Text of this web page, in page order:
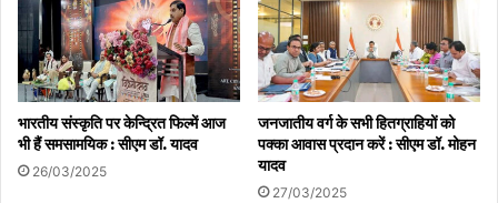
भारतीय संस्कृति पर केन्द्रित फिल्में आज
भी हैं समसामयिक : सीएम डॉ. यादव
26/03/2025
जनजातीय वर्ग के सभी हितग्राहियों को
पक्का आवास प्रदान करें : सीएम डॉ. मोहन
यादव
27/03/2025